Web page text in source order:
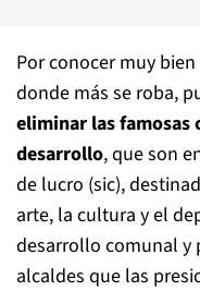
Por conocer muy
donde más se roba,
eliminar las famosas
desarrollo, que son
de lucro (sic),
arte, la cultura y el
desarrollo comunal y
alcaldes que las